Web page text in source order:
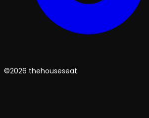
©2026 thehouseseat